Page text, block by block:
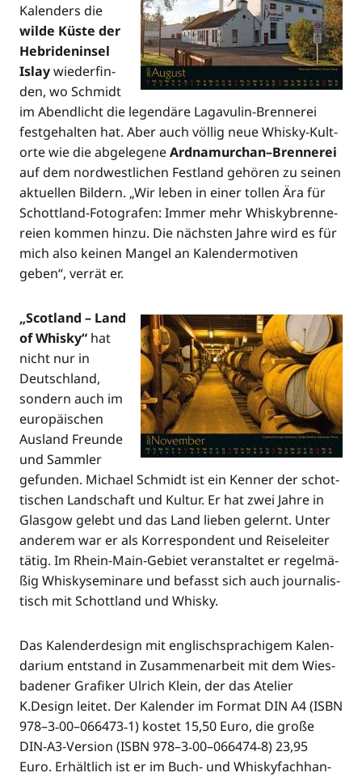
Kalen­ders die
wil­de Küs­te der
Hebri­den­in­sel
Islaywie­der­fin­
den, wo Schmidt
im Abend­licht die legen­dä­re Lag­avu­lin-Bren­ne­rei
fest­ge­hal­ten hat. Aber auch völ­lig neue Whis­ky-Kult­
or­te wie die abge­le­ge­neArdnamurchan–Brennerei
auf dem nord­west­li­chen Fest­land gehö­ren zu sei­nen
aktu­el­len Bil­dern. „Wir leben in einer tol­len Ära für
Schott­land-Foto­gra­fen: Immer mehr Whis­ky­bren­ne­
rei­en kom­men hin­zu. Die nächs­ten Jah­re wird es für
mich also kei­nen Man­gel an Kalen­der­mo­ti­ven
geben“, ver­rät er.
„Scot­land – Land
of Whis­ky“hat
nicht nur in
Deutsch­land,
son­dern auch im
euro­päi­schen
Aus­land Freun­de
und Samm­ler
gefun­den. Micha­el Schmidt ist ein Ken­ner der schot­
ti­schen Land­schaft und Kul­tur. Er hat zwei Jah­re in
Glas­gow gelebt und das Land lie­ben gelernt. Unter
ande­rem war er als Kor­re­spon­dent und Rei­se­lei­ter
tätig. Im Rhein-Main-Gebiet ver­an­stal­tet er regel­mä­
ßig Whis­ky­se­mi­na­re und befasst sich auch jour­na­lis­
tisch mit Schott­land und Whisky.
Das Kalen­der­de­sign mit eng­lisch­spra­chi­gem Kalen­
da­ri­um ent­stand in Zusam­men­ar­beit mit dem Wies­
ba­de­ner Gra­fi­ker Ulrich Klein, der das Ate­lier
K.Design lei­tet. Der Kalen­der im For­mat DIN A4 (ISBN
978–3‑00–066473‑1) kos­tet 15,50 Euro, die gro­ße
DIN-A3-Ver­si­on (ISBN 978–3‑00–066474‑8) 23,95
Euro. Erhält­lich ist er im Buch- und Whis­ky­fach­han­